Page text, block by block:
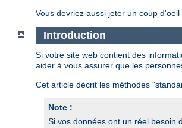
Vous devriez aussi jeter un coup
Introduction
Si votre site web contient des
aider à vous assurer que les
Cet article décrit les méthodes
Note :
Si vos données ont un réel besoin